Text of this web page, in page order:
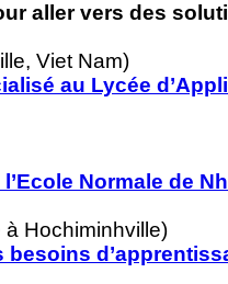
aller vers des
Viet Nam)
au Lycée
Normale de
à Hochiminhville)